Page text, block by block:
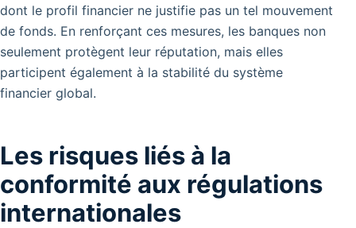
dont le profil financier ne justifie pas un tel mouvement
de fonds. En renforçant ces mesures, les banques non
seulement protègent leur réputation, mais elles
participent également à la stabilité du système
financier global.
Les risques liés à la
conformité aux régulations
internationales